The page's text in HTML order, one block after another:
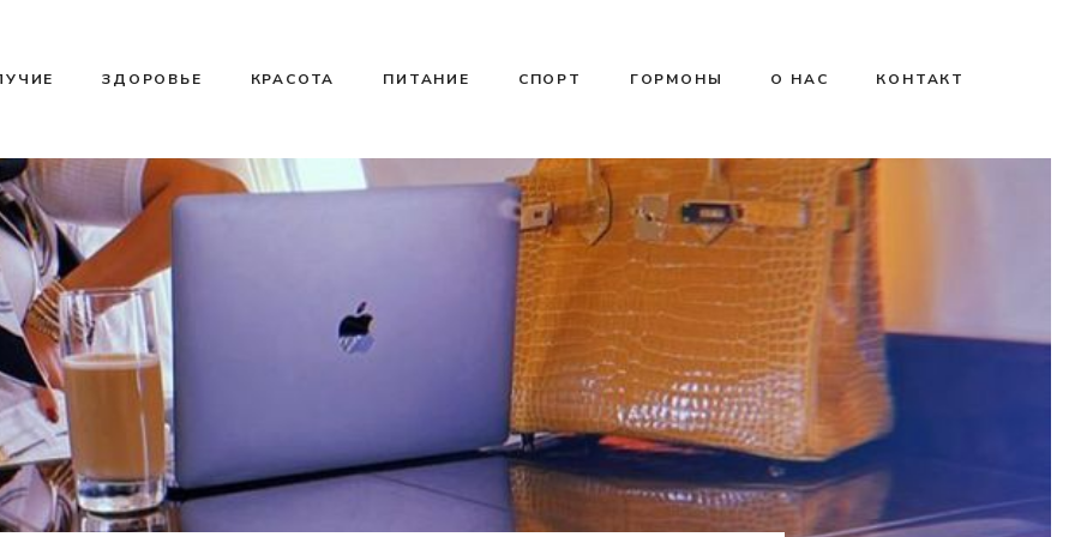
ЗДОРОВЬЕ КРАСОТА ПИТАНИЕ СПОРТ ГОРМОНЫ О НАС КОНТАКТ